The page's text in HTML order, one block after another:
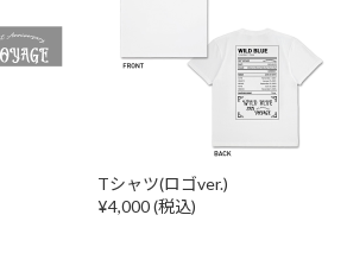
Tシャツ(ロゴver.)
¥4,000 (税込)